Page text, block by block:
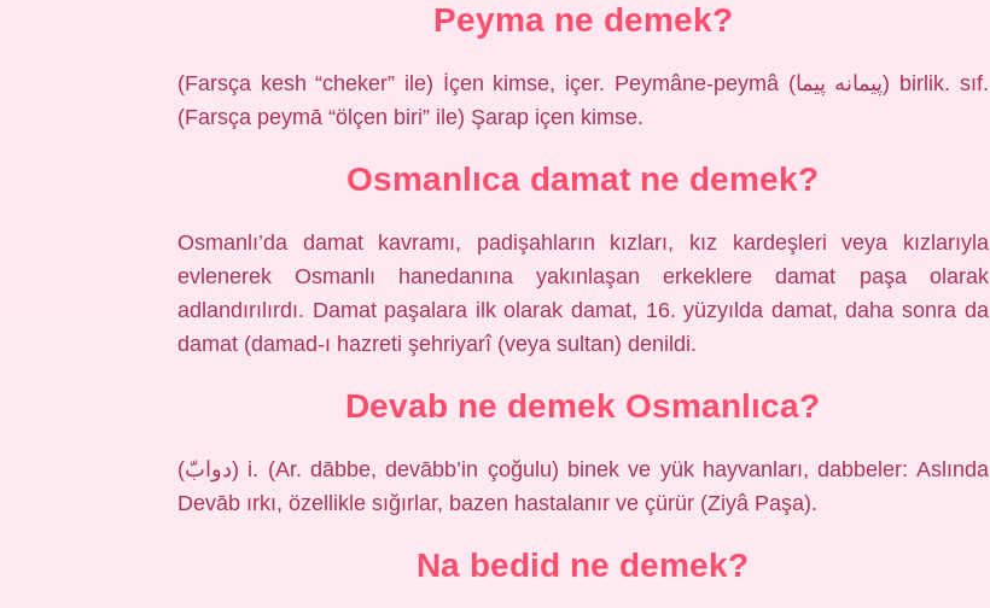
Peyma ne demek?
(Farsça kesh “cheker” ile) İçen kimse, içer. Peymâne-peymâ (ﭘﻴﻤﺎﻧﻪ ﭘﻴﻤﺎ) birlik. sıf.
(Farsça peymā “ölçen biri” ile) Şarap içen kimse.
Osmanlıca damat ne demek?
Osmanlı’da damat kavramı, padişahların kızları, kız kardeşleri veya kızlarıyla
evlenerek Osmanlı hanedanına yakınlaşan erkeklere damat paşa olarak
adlandırılırdı. Damat paşalara ilk olarak damat, 16. yüzyılda damat, daha sonra da
damat (damad-ı hazreti şehriyarî (veya sultan) denildi.
Devab ne demek Osmanlıca?
(ﺩﻭﺍﺏّ) i. (Ar. dābbe, devābb’in çoğulu) binek ve yük hayvanları, dabbeler: Aslında
Devāb ırkı, özellikle sığırlar, bazen hastalanır ve çürür (Ziyâ Paşa).
Na bedid ne demek?